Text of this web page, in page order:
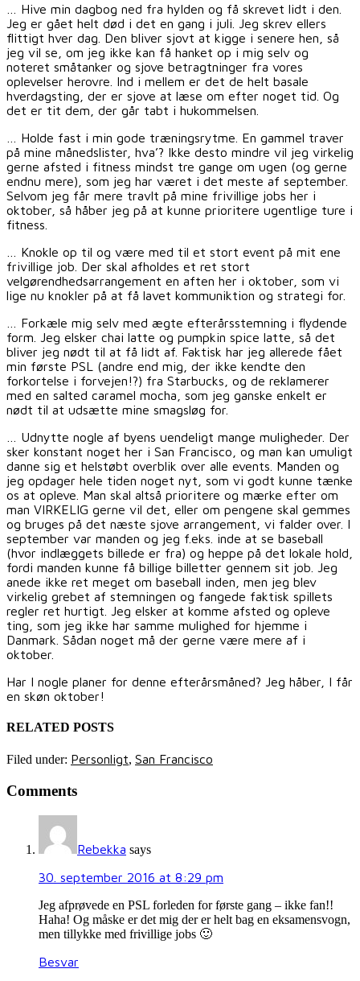
… Hive min dagbog ned fra hylden og få skrevet lidt i den.
Jeg er gået helt død i det en gang i juli. Jeg skrev ellers
flittigt hver dag. Den bliver sjovt at kigge i senere hen, så
jeg vil se, om jeg ikke kan få hanket op i mig selv og
noteret småtanker og sjove betragtninger fra vores
oplevelser herovre. Ind i mellem er det de helt basale
hverdagsting, der er sjove at læse om efter noget tid. Og
det er tit dem, der går tabt i hukommelsen.
… Holde fast i min gode træningsrytme. En gammel traver
på mine månedslister, hva’? Ikke desto mindre vil jeg virkelig
gerne afsted i fitness mindst tre gange om ugen (og gerne
endnu mere), som jeg har været i det meste af september.
Selvom jeg får mere travlt på mine frivillige jobs her i
oktober, så håber jeg på at kunne prioritere ugentlige ture i
fitness.
… Knokle op til og være med til et stort event på mit ene
frivillige job. Der skal afholdes et ret stort
velgørendhedsarrangement en aften her i oktober, som vi
lige nu knokler på at få lavet kommuniktion og strategi for.
… Forkæle mig selv med ægte efterårsstemning i flydende
form. Jeg elsker chai latte og pumpkin spice latte, så det
bliver jeg nødt til at få lidt af. Faktisk har jeg allerede fået
min første PSL (andre end mig, der ikke kendte den
forkortelse i forvejen!?) fra Starbucks, og de reklamerer
med en salted caramel mocha, som jeg ganske enkelt er
nødt til at udsætte mine smagsløg for.
… Udnytte nogle af byens uendeligt mange muligheder. Der
sker konstant noget her i San Francisco, og man kan umuligt
danne sig et helstøbt overblik over alle events. Manden og
jeg opdager hele tiden noget nyt, som vi godt kunne tænke
os at opleve. Man skal altså prioritere og mærke efter om
man VIRKELIG gerne vil det, eller om pengene skal gemmes
og bruges på det næste sjove arrangement, vi falder over. I
september var manden og jeg f.eks. inde at se baseball
(hvor indlæggets billede er fra) og heppe på det lokale hold,
fordi manden kunne få billige billetter gennem sit job. Jeg
anede ikke ret meget om baseball inden, men jeg blev
virkelig grebet af stemningen og fangede faktisk spillets
regler ret hurtigt. Jeg elsker at komme afsted og opleve
ting, som jeg ikke har samme mulighed for hjemme i
Danmark. Sådan noget må der gerne være mere af i
oktober.
Har I nogle planer for denne efterårsmåned? Jeg håber, I får
en skøn oktober!
RELATED POSTS
Filed under: Personligt, San Francisco
Comments
Rebekka says
30. september 2016 at 8:29 pm
Jeg afprøvede en PSL forleden for første gang – ikke fan!!
Haha! Og måske er det mig der er helt bag en eksamensvogn,
men tillykke med frivillige jobs 🙂
Besvar